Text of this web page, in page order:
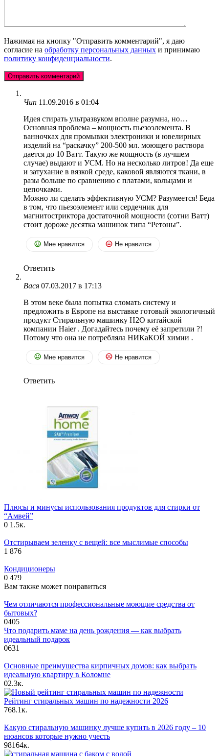
Нажимая на кнопку "Отправить комментарий", я даю
согласие на обработку персональных данных и принимаю
политику конфиденциальности.
Чип 11.09.2016 в 01:04
Идея стирать ультразвуком вполне разумна, но…
Основная проблема – мощность пьезоэлемента. В
ванночках для промывки электроники и ювелирных
изделий на “раскачку” 200-500 мл. моющего раствора
дается до 10 Ватт. Такую же мощность (в лучшем
случае) выдают и УСМ. Но на несколько литров! Да еще
и затухание в вязкой среде, каковой являются ткани, в
разы больше по сравнению с платами, кольцами и
цепочками.
Можно ли сделать эффективную УСМ? Разумеется! Беда
в том, что пьезоэлемент или сердечник для
магнитостриктора достаточной мощности (сотни Ватт)
стоит дороже десятка машинок типа “Ретоны”.
Мне нравится Не нравится
Ответить
Вася 07.03.2017 в 17:13
В этом веке была попытка сломать систему и
предложить в Европе на выставке готовый экологичный
продукт Стиральную машинку H2O китайской
компании Haier . Догадайтесь почему её запретили ?!
Потому что она не потребляла НИКаКОЙ химии .
Мне нравится Не нравится
Ответить
Плюсы и минусы использования продуктов для стирки от
“Амвей”
0 1.5к.
Отстирываем зеленку с вещей: все мыслимые способы
1 876
Кондиционеры
0 479
Вам также может понравиться
Чем отличаются профессиональные моющие средства от
бытовых?
0405
Что подарить маме на день рождения — как выбрать
идеальный подарок
0631
Основные преимущества кирпичных домов: как выбрать
идеальную квартиру в Коломне
02.3к.
Рейтинг стиральных машин по надежности 2026
768.1к.
Какую стиральную машинку лучше купить в 2026 году – 10
нюансов которые нужно учесть
98164к.